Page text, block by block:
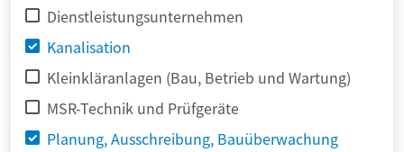
Dienstleistungsunternehmen
Kanalisation
Kleinkläranlagen (Bau, Betrieb und Wartung)
MSR-Technik und Prüfgeräte
Planung, Ausschreibung, Bauüberwachung